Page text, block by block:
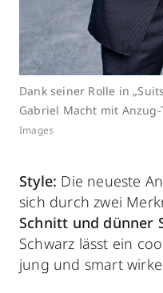
Dank seiner Rolle in
Gabriel Macht mit
Images
Style: Die neueste
sich durch zwei
Schnitt und dünner
Schwarz lässt ein
jung und smart